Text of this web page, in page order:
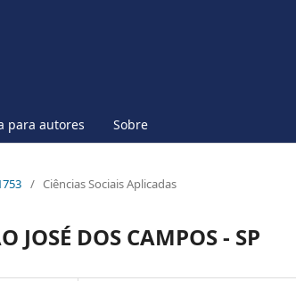
para autores Sobre
/ Ciências Sociais Aplicadas
JOSÉ DOS CAMPOS - SP